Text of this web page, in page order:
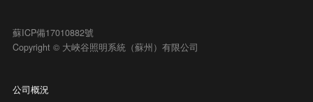
蘇ICP備17010882號
Copyright © 大峽谷照明系統（蘇州）有限公司
公司概況